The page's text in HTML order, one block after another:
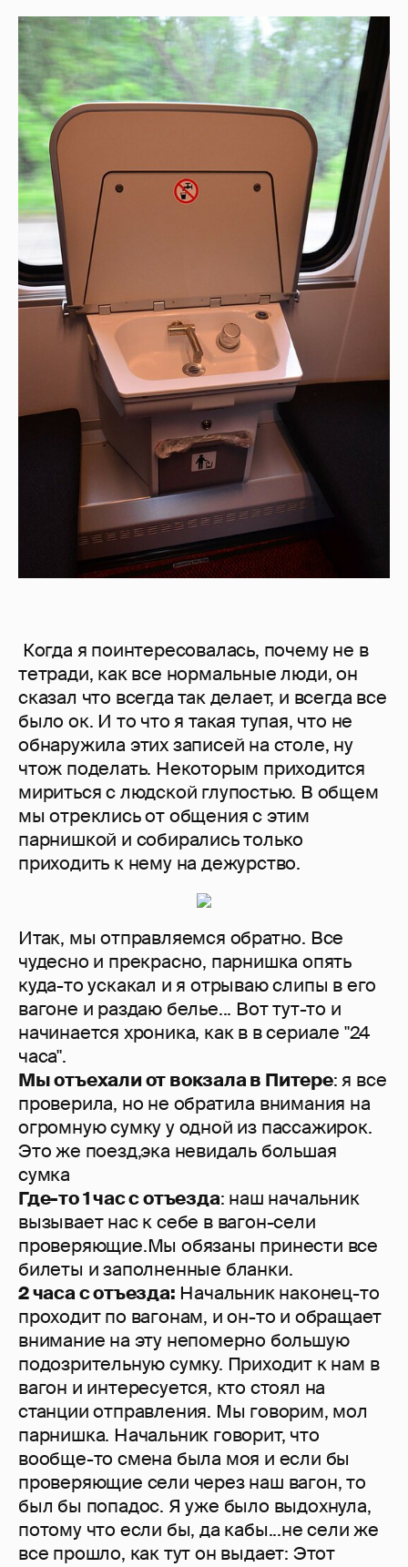
Когда я поинтересовалась, почему не в
тетради, как все нормальные люди, он
сказал что всегда так делает, и всегда все
было ок. И то что я такая тупая, что не
обнаружила этих записей на столе, ну
чтож поделать. Некоторым приходится
мириться с людской глупостью. В общем
мы отреклись от общения с этим
парнишкой и собирались только
приходить к нему на дежурство.
Итак, мы отправляемся обратно. Все
чудесно и прекрасно, парнишка опять
куда-то ускакал и я отрываю слипы в его
вагоне и раздаю белье... Вот тут-то и
начинается хроника, как в в сериале "24
часа".
Мы отъехали от вокзала в Питере: я все
проверила, но не обратила внимания на
огромную сумку у одной из пассажирок.
Это же поезд,эка невидаль большая
сумка
Где-то 1 час с отъезда: наш начальник
вызывает нас к себе в вагон-сели
проверяющие.Мы обязаны принести все
билеты и заполненные бланки.
2 часа с отъезда: Начальник наконец-то
проходит по вагонам, и он-то и обращает
внимание на эту непомерно большую
подозрительную сумку. Приходит к нам в
вагон и интересуется, кто стоял на
станции отправления. Мы говорим, мол
парнишка. Начальник говорит, что
вообще-то смена была моя и если бы
проверяющие сели через наш вагон, то
был бы попадос. Я уже было выдохнула,
потому что если бы, да кабы...не сели же
все прошло, как тут он выдает: Этот